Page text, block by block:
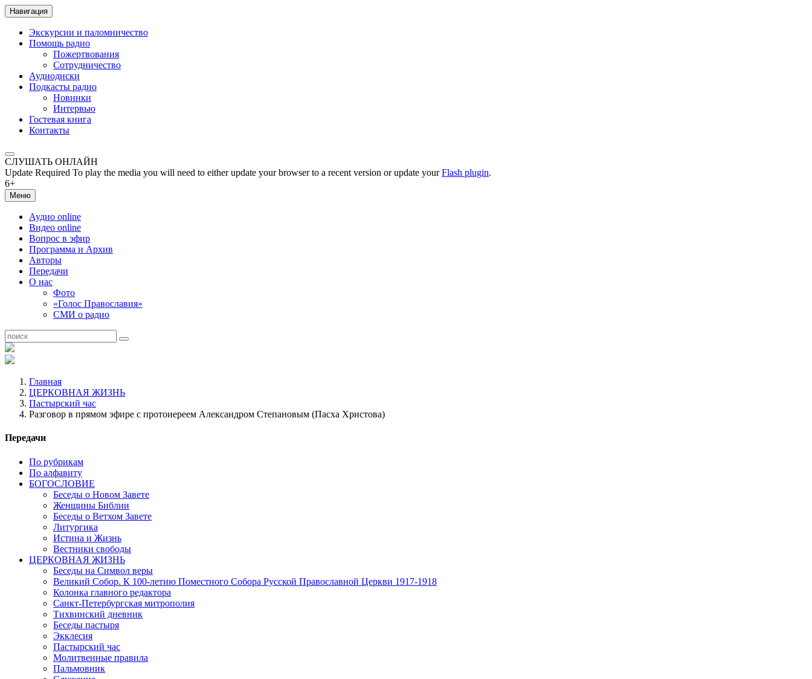
Навигация
Экскурсии и паломничество
Помощь радио
Пожертвования
Сотрудничество
Аудиодиски
Подкасты радио
Новинки
Интервью
Гостевая книга
Контакты
СЛУШАТЬ ОНЛАЙН
Update Required To play the media you will need to either update your browser to a recent version or update yourFlash plugin.
6+
Меню
Аудио online
Видео online
Вопрос в эфир
Программа и Архив
Авторы
Передачи
О нас
Фото
«Голос Православия»
СМИ о радио
Главная
ЦЕРКОВНАЯ ЖИЗНЬ
Пастырский час
Разговор в прямом эфире с протоиереем Александром Степановым (Пасха Христова)
Передачи
По рубрикам
По алфавиту
БОГОСЛОВИЕ
Беседы о Новом Завете
Женщины Библии
Беседы о Ветхом Завете
Литургика
Истина и Жизнь
Вестники свободы
ЦЕРКОВНАЯ ЖИЗНЬ
Беседы на Символ веры
Великий Собор. К 100-летию Поместного Собора Русской Православной Церкви 1917-1918
Колонка главного редактора
Санкт-Петербургская митрополия
Тихвинский дневник
Беседы пастыря
Экклесия
Пастырский час
Молитвенные правила
Пальмовник